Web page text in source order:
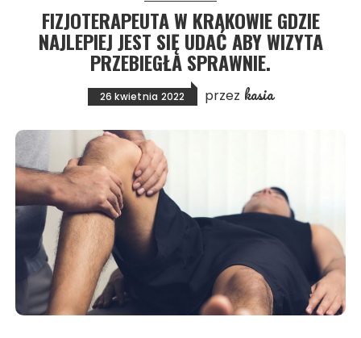
FIZJOTERAPEUTA W KRAKOWIE GDZIE
NAJLEPIEJ JEST SIĘ UDAĆ ABY WIZYTA
PRZEBIEGŁA SPRAWNIE.
26 kwietnia 2022 przez kasia